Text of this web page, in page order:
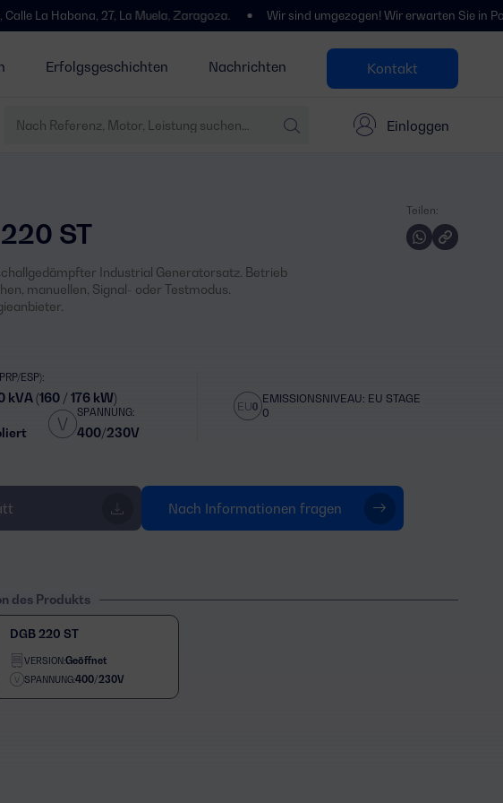
Erfolgsgeschichten Nachrichten Kontakt
Einloggen
27, La Muela, Zaragoza. Wir sind umgezogen! Wir erwarten Sie in Polígono
Teilen:
ST
Industrial Generatorsatz. Betrieb
manuellen, Signal- oder Testmodus.
ESP):
kVA (160 / 176 kW)
SPANNUNG:
400/230V
EMISSIONSNIVEAU: EU STAGE
0
Nach Informationen fragen
des Produkts
DGB 220 ST
VERSION:Geöffnet
SPANNUNG:400/230V